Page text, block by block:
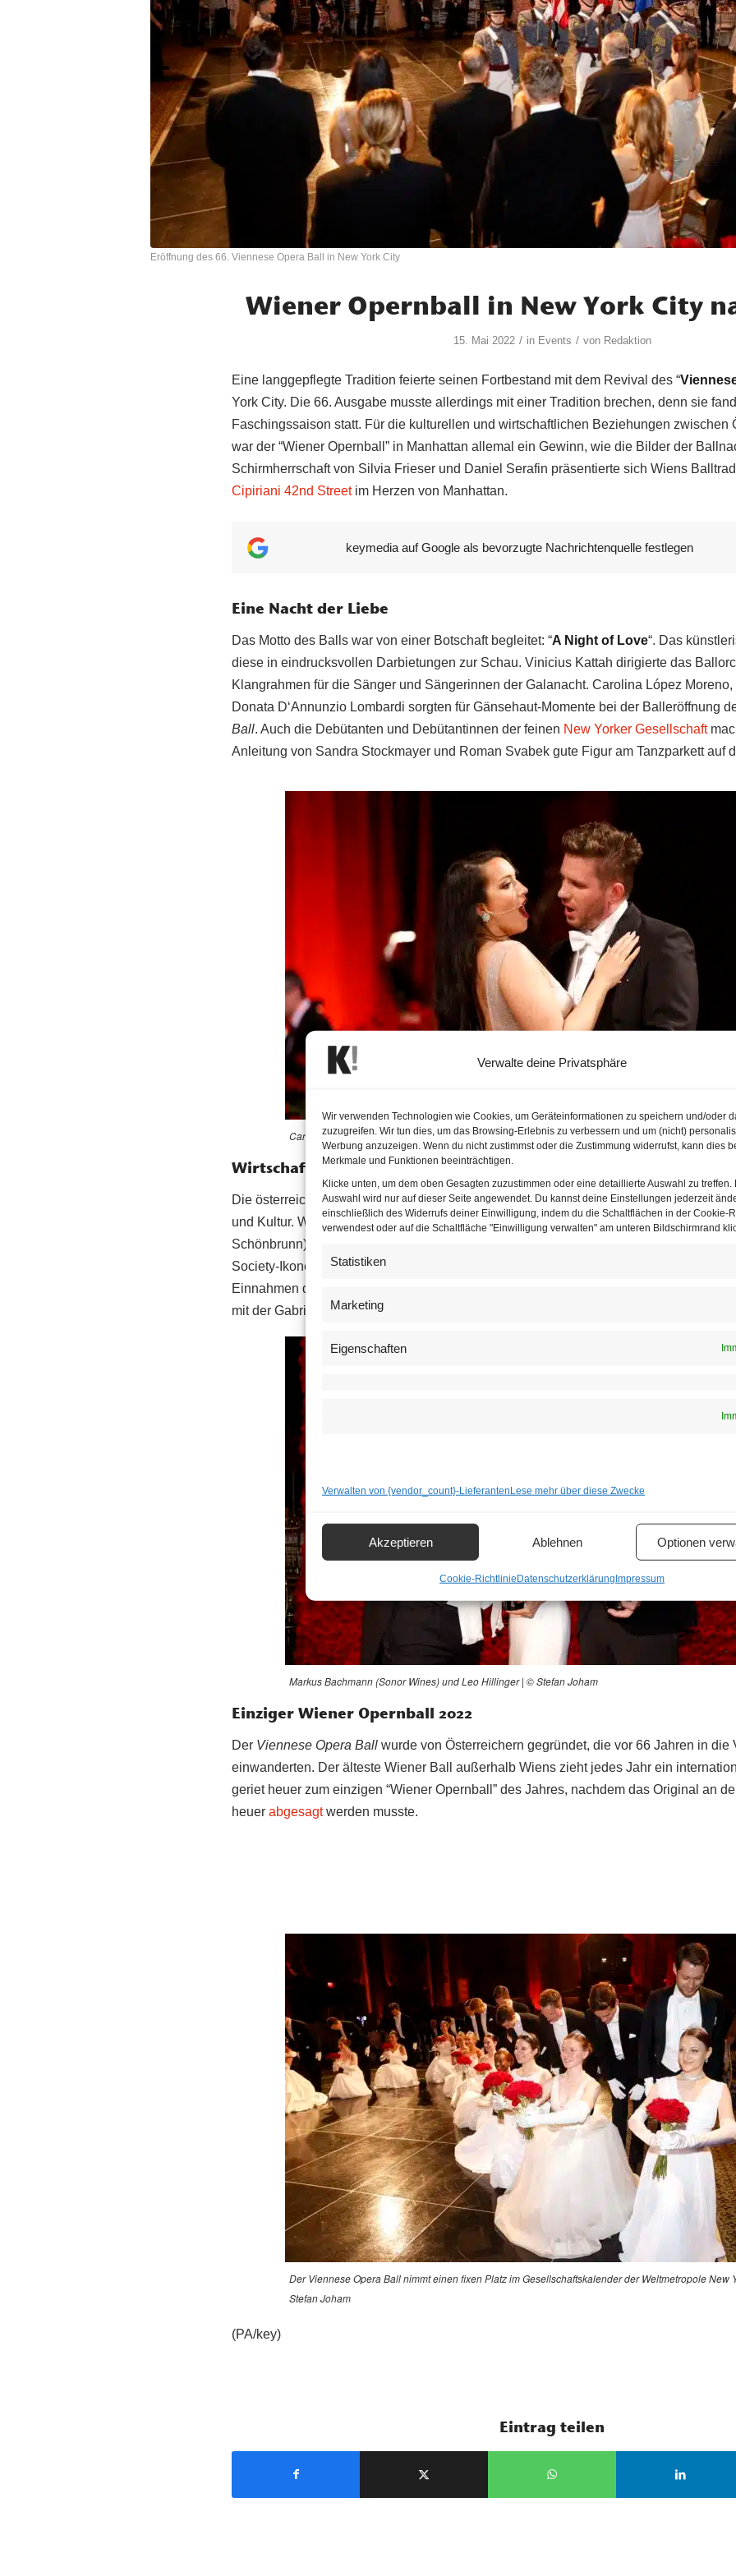
Verwalte deine Privatsphäre
Wir verwenden Technologien wie Cookies, um Geräteinformationen zu speichern und/oder
zuzugreifen. Wir tun dies, um das Browsing-Erlebnis zu verbessern und um (nicht)
Werbung anzuzeigen. Wenn du nicht zustimmst oder die Zustimmung widerrufst, kann dies
Merkmale und Funktionen beeinträchtigen.
Klicke unten, um dem oben Gesagten zuzustimmen oder eine detaillierte Auswahl zu treffen.
Auswahl wird nur auf dieser Seite angewendet. Du kannst deine Einstellungen jederzeit
einschließlich des Widerrufs deiner Einwilligung, indem du die Schaltflächen in der Cookie-
verwendest oder auf die Schaltfläche "Einwilligung verwalten" am unteren Bildschirmrand
Statistiken
Marketing
Eigenschaften
Verwalten von {vendor_count}-LieferantenLese mehr über diese Zwecke
Akzeptieren Ablehnen Optionen
Cookie-RichtlinieDatenschutzerklärungImpressum
Eröffnung des 66. Viennese Opera Ball in New York City
Wiener Opernball in New York City
15. Mai 2022 / in Events / von Redaktion
Eine langgepflegte Tradition feierte seinen Fortbestand mit dem Revival des “
York City. Die 66. Ausgabe musste allerdings mit einer Tradition brechen, denn sie
Faschingssaison statt. Für die kulturellen und wirtschaftlichen Beziehungen zwischen
war der “Wiener Opernball” in Manhattan allemal ein Gewinn, wie die Bilder der
Schirmherrschaft von Silvia Frieser und Daniel Serafin präsentierte sich Wiens
Cipiriani 42nd Streetim Herzen von Manhattan.
keymedia auf Google als bevorzugte Nachrichtenquelle festlegen
Eine Nacht der Liebe
Das Motto des Balls war von einer Botschaft begleitet: “A Night of Love“. Das
diese in eindrucksvollen Darbietungen zur Schau. Vinicius Kattah dirigierte das
Klangrahmen für die Sänger und Sängerinnen der Galanacht. Carolina López
Donata D‘Annunzio Lombardi sorgten für Gänsehaut-Momente bei der Balleröffnung
Ball. Auch die Debütanten und Debütantinnen der feinen New Yorker Gesellschaft
Anleitung von Sandra Stockmayer und Roman Svabek gute Figur am Tanzparkett auf
Carolina López Moreno und Iurii Samoilov hatten einen Auftritt beim Viennese Opera Ball 2022 | ©
Wirtschaft am Ball
Die österreichische Delegation am Wiener Ballnacht in NYC repräsentierte eine
und Kultur. Wiens Landtagspräsident Ernst Woller, Winzer Leo Hillinger, Klaus
Schönbrunn), Juwelier Wolfgang Köchert oder Generalkonsulin Helene Steinhäusl
Society-Ikonen und festigten die transatlantischen Beziehungen zwischen Österreich
Einnahmen der Gala wird die Musiktherapie am Memorial
mit der Gabrielle’s Angel Foundation for Cancer Research unterstützt sowie die
Markus Bachmann (Sonor Wines)und Leo Hillinger | © Stefan Joham
Einziger Wiener Opernball 2022
Der Viennese Opera Ball wurde von Österreichern gegründet, die vor 66 Jahren in die
einwanderten. Der älteste Wiener Ball außerhalb Wiens zieht jedes Jahr ein
geriet heuer zum einzigen “Wiener Opernball” des Jahres, nachdem das Original an
heuer abgesagtwerden musste.
Der Viennese Opera Ball nimmt einen fixen Platz im Gesellschaftskalender der Weltmetropole New
Stefan Joham
(PA/key)
Eintrag teilen